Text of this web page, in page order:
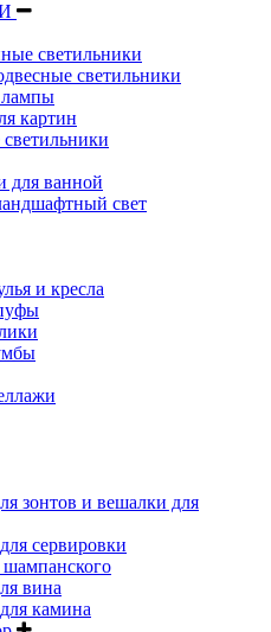
светильники
светильники
картин
для ванной
свет
и кресла
зонтов и вешалки для
сервировки
вина
камина